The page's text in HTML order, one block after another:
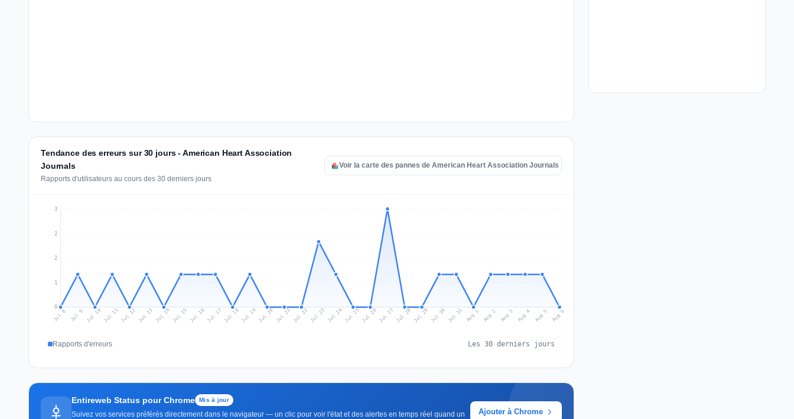
Tendance des erreurs sur 30 jours - American Heart Association
Journals
Rapports d'utilisateurs au cours des 30 derniers jours
Voir la carte des pannes de American Heart Association Journals
0
1
2
2
3
Jul 8 Jul 9 Jul 10 Jul 11Jul 12 Jul 13 Jul 14 Jul 15 Jul 16Jul 17 Jul 18Jul 19 Jul 20 Jul 21 Jul 22 Jul 23 Jul 24Jul 25 Jul 26Jul 27 Jul 28 Jul 29 Jul 30 Jul 31 Aug 1 Aug 2 Aug 3 Aug 4 Aug 5 Aug 6
Rapports d'erreurs Les 30 derniers jours
Entireweb Status pour Chrome Mis à jour
Suivez vos services préférés directement dans le navigateur — un clic pour voir l'état et des alertes en temps réel quand un
Ajouter à Chrome